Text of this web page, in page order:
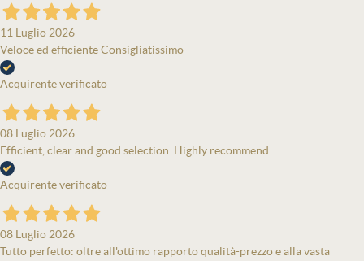
11 Luglio 2026
Veloce ed efficiente Consigliatissimo
Acquirente verificato
08 Luglio 2026
Efficient, clear and good selection. Highly recommend
Acquirente verificato
08 Luglio 2026
Tutto perfetto: oltre all'ottimo rapporto qualità-prezzo e alla vasta